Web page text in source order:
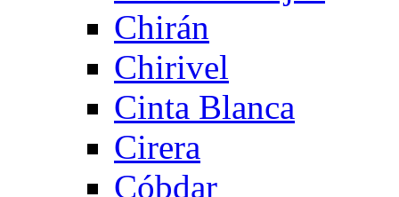
Chirán
Chirivel
Cinta Blanca
Cirera
Cóbdar